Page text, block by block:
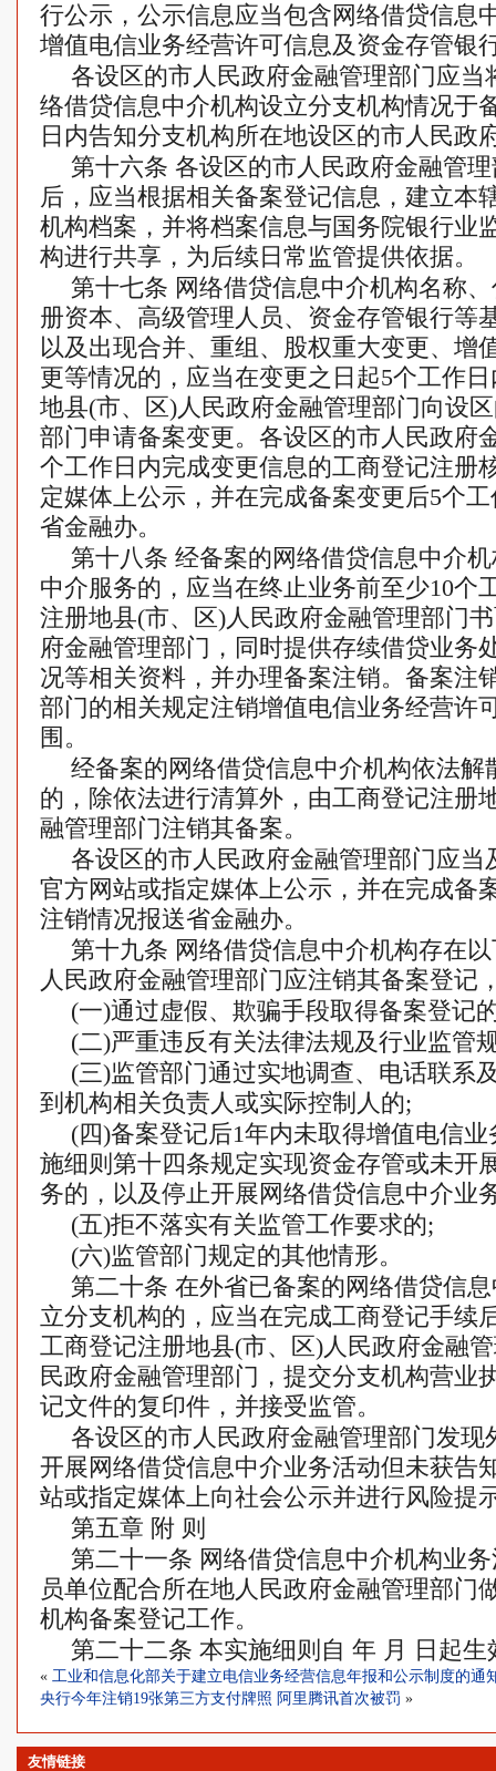
行公示，公示信息应当包含网络借贷信息
增值电信业务经营许可信息及资金存管银
各设区的市人民政府金融管理部门应当
络借贷信息中介机构设立分支机构情况于
日内告知分支机构所在地设区的市人民政
第十六条 各设区的市人民政府金融管
后，应当根据相关备案登记信息，建立本
机构档案，并将档案信息与国务院银行业
构进行共享，为后续日常监管提供依据。
第十七条 网络借贷信息中介机构名称
册资本、高级管理人员、资金存管银行等
以及出现合并、重组、股权重大变更、增
更等情况的，应当在变更之日起5个工作
地县(市、区)人民政府金融管理部门向设
部门申请备案变更。各设区的市人民政府
个工作日内完成变更信息的工商登记注册
定媒体上公示，并在完成备案变更后5个
省金融办。
第十八条 经备案的网络借贷信息中介
中介服务的，应当在终止业务前至少10个
注册地县(市、区)人民政府金融管理部门
府金融管理部门，同时提供存续借贷业务
况等相关资料，并办理备案注销。备案注
部门的相关规定注销增值电信业务经营许
围。
经备案的网络借贷信息中介机构依法解
的，除依法进行清算外，由工商登记注册
融管理部门注销其备案。
各设区的市人民政府金融管理部门应当
官方网站或指定媒体上公示，并在完成备
注销情况报送省金融办。
第十九条 网络借贷信息中介机构存在
人民政府金融管理部门应注销其备案登记
(一)通过虚假、欺骗手段取得备案登记
(二)严重违反有关法律法规及行业监管
(三)监管部门通过实地调查、电话联系
到机构相关负责人或实际控制人的;
(四)备案登记后1年内未取得增值电信
施细则第十四条规定实现资金存管或未开
务的，以及停止开展网络借贷信息中介业
(五)拒不落实有关监管工作要求的;
(六)监管部门规定的其他情形。
第二十条 在外省已备案的网络借贷信
立分支机构的，应当在完成工商登记手续
工商登记注册地县(市、区)人民政府金融
民政府金融管理部门，提交分支机构营业
记文件的复印件，并接受监管。
各设区的市人民政府金融管理部门发现
开展网络借贷信息中介业务活动但未获告
站或指定媒体上向社会公示并进行风险提
第五章 附 则
第二十一条 网络借贷信息中介机构业
员单位配合所在地人民政府金融管理部门
机构备案登记工作。
第二十二条 本实施细则自 年 月 日起
« 工业和信息化部关于建立电信业务经营信息年报和公示制度的通
央行今年注销19张第三方支付牌照 阿里腾讯首次被罚 »
友情链接